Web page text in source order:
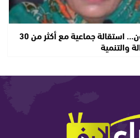
زلزال سياسي بالعيون… استقالة جماعية مع أكثر من 30
والتنمية